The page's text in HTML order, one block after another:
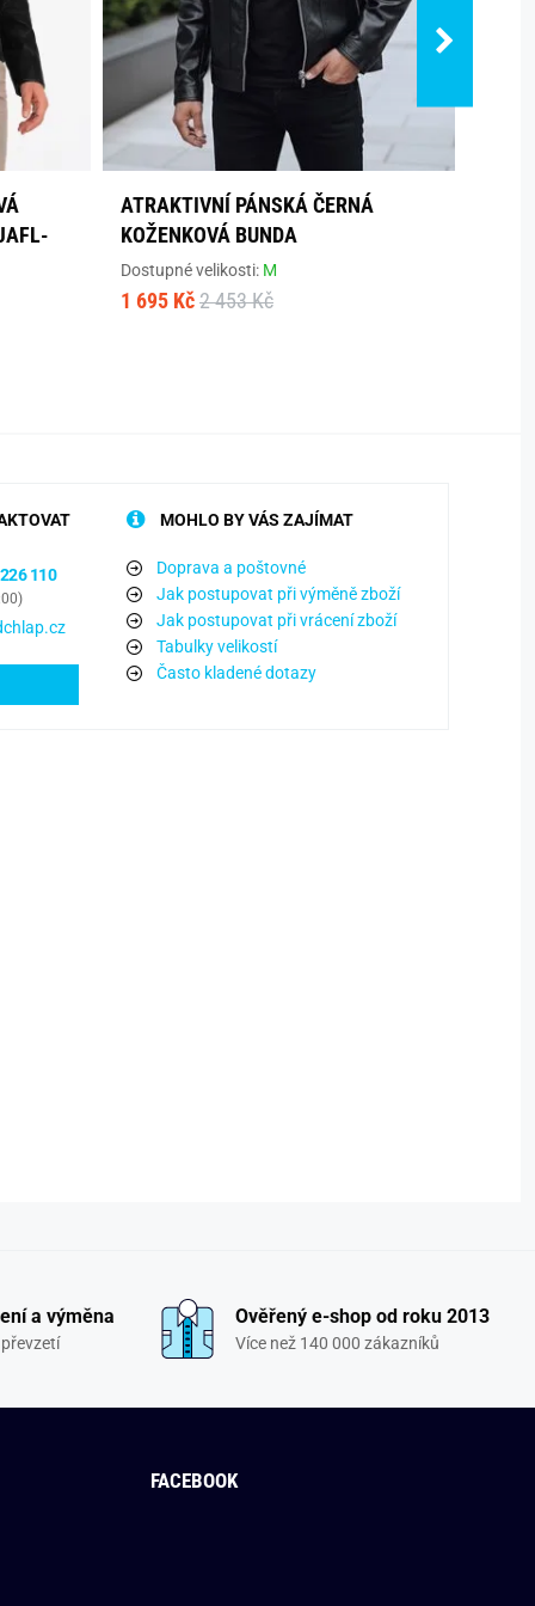
ATRAKTIVNÍ PÁNSKÁ ČERNÁ
KOŽENKOVÁ BUNDA
Dostupné velikosti: M
1 695 Kč 2 453 Kč
110
MOHLO BY VÁS ZAJÍMAT
Doprava a poštovné
Jak postupovat při výměně zboží
Jak postupovat při vrácení zboží
Tabulky velikostí
Často kladené dotazy
a výměna Ověřený e-shop od roku 2013
Více než 140 000 zákazníků
FACEBOOK